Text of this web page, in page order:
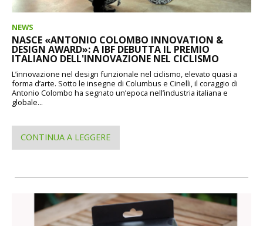
NEWS
NASCE «ANTONIO COLOMBO INNOVATION &
DESIGN AWARD»: A IBF DEBUTTA IL PREMIO
ITALIANO DELL'INNOVAZIONE NEL CICLISMO
L’innovazione nel design funzionale nel ciclismo, elevato quasi a
forma d’arte. Sotto le insegne di Columbus e Cinelli, il coraggio di
Antonio Colombo ha segnato un’epoca nell’industria italiana e
globale...
CONTINUA A LEGGERE